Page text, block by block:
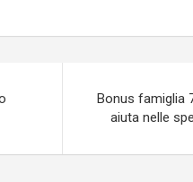
Bonus famiglia
aiuta nelle